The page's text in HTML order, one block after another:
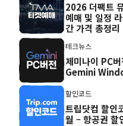
2026 더팩트
예매 및 일정
간 가격 총정리
테크뉴스
제미나이 PC
Gemini
할인코드
트립닷컴 할인
월 – 항공권 할